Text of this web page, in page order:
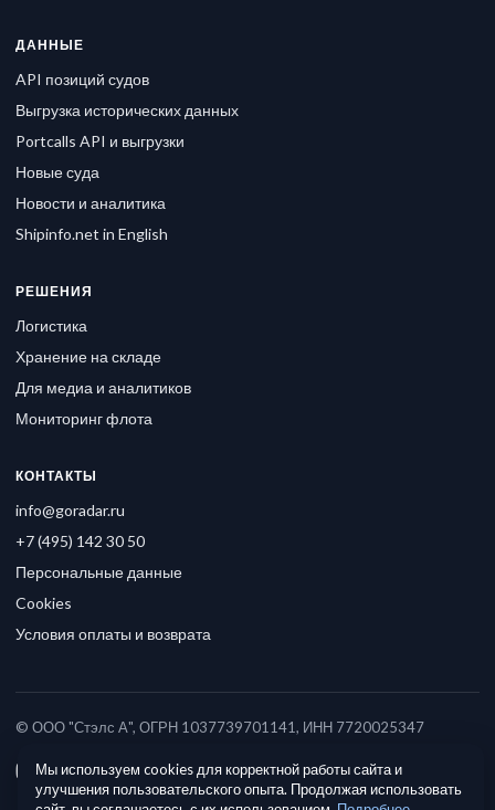
ДАННЫЕ
API позиций судов
Выгрузка исторических данных
Portcalls API и выгрузки
Новые суда
Новости и аналитика
Shipinfo.net in English
РЕШЕНИЯ
Логистика
Хранение на складе
Для медиа и аналитиков
Мониторинг флота
КОНТАКТЫ
info@goradar.ru
+7 (495) 142 30 50
Персональные данные
Cookies
Условия оплаты и возврата
© ООО "Стэлс А", ОГРН 1037739701141, ИНН 7720025347
Мы используем cookies для корректной работы сайта и
улучшения пользовательского опыта. Продолжая использовать